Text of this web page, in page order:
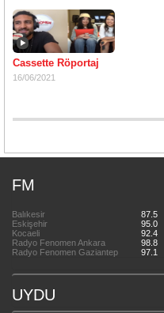
Cassette Röportaj
16/06/2021
FM
Balıkesir 87.5
Eskişehir
95.0
Kocaeli
92.4
Radyo Fenomen Ankara
98.8
Radyo Fenomen Gaziantep
97.1
UYDU